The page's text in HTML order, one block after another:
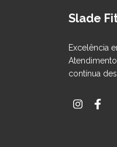
Slade
Excelência
contínua